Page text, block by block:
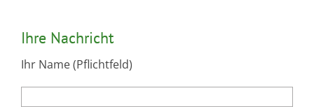
Ihre Nachricht
Ihr Name (Pflichtfeld)